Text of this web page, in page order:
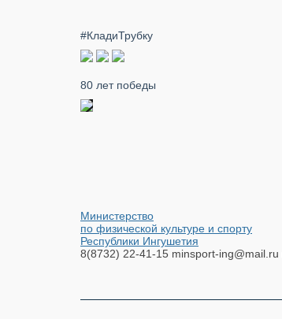
#КладиТрубку
80 лет победы
Министерство
по физической культуре и спорту
Республики Ингушетия
8(8732) 22-41-15 minsport-ing@mail.ru